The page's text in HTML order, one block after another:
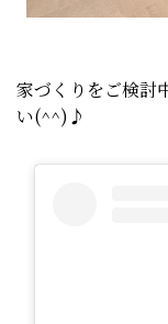
家づくりをご検討
い(^^)♪